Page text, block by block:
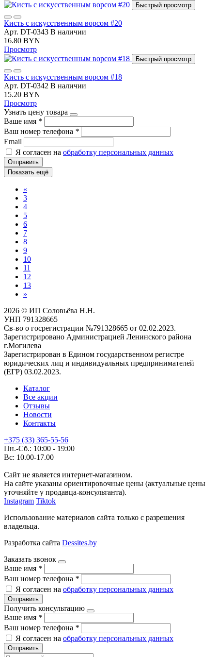
Быстрый просмотр
Кисть с искусственным ворсом #20
Арт. DT-0343 В наличии
16.80 BYN
Просмотр
Быстрый просмотр
Кисть с искусственным ворсом #18
Арт. DT-0342 В наличии
15.20 BYN
Просмотр
Узнать цену товара
Ваше имя *
Ваш номер телефона *
Email
Я согласен на обработку персональных данных
Отправить
Показать ещё
«
3
4
5
6
7
8
9
10
11
12
13
»
2026 © ИП Соловьёва Н.Н.
УНП 791328665
Св-во о госрегистрации №791328665 от 02.02.2023.
Зарегистрировано Администрацией Ленинского района
г.Могилева
Зарегистрирован в Едином государственном регистре
юридических лиц и индивидуальных предпринимателей
(ЕГР) 03.02.2023.
Каталог
Все акции
Отзывы
Новости
Контакты
+375 (33) 365-55-56
Пн.-Сб.: 10:00 - 19:00
Вс: 10.00-17.00
Сайт не является интернет-магазином.
На сайте указаны ориентировочные цены (актуальные цены
уточняйте у продавца-консультанта).
Instagram Tiktok
Использование материалов сайта только с разрешения
владельца.
Разработка сайта Dessites.by
Заказать звонок
Ваше имя *
Ваш номер телефона *
Я согласен на обработку персональных данных
Отправить
Получить консультацию
Ваше имя *
Ваш номер телефона *
Я согласен на обработку персональных данных
Отправить